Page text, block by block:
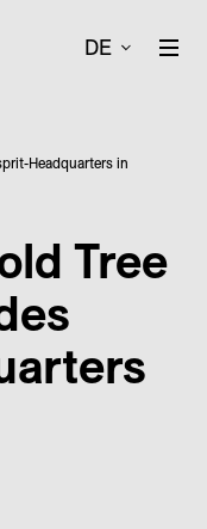
DE
Headquarters in
Tree